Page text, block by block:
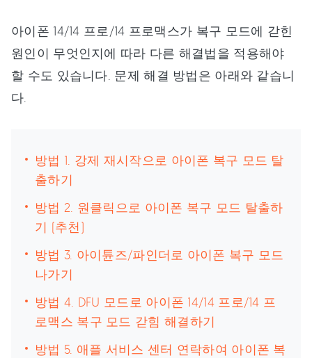
아이폰 14/14 프로/14 프로맥스가 복구 모드에 갇힌
원인이 무엇인지에 따라 다른 해결법을 적용해야
할 수도 있습니다. 문제 해결 방법은 아래와 같습니
다.
방법 1. 강제 재시작으로 아이폰 복구 모드 탈
출하기
방법 2. 원클릭으로 아이폰 복구 모드 탈출하
기 (추천)
방법 3. 아이튠즈/파인더로 아이폰 복구 모드
나가기
방법 4. DFU 모드로 아이폰 14/14 프로/14 프
로맥스 복구 모드 갇힘 해결하기
방법 5. 애플 서비스 센터 연락하여 아이폰 복